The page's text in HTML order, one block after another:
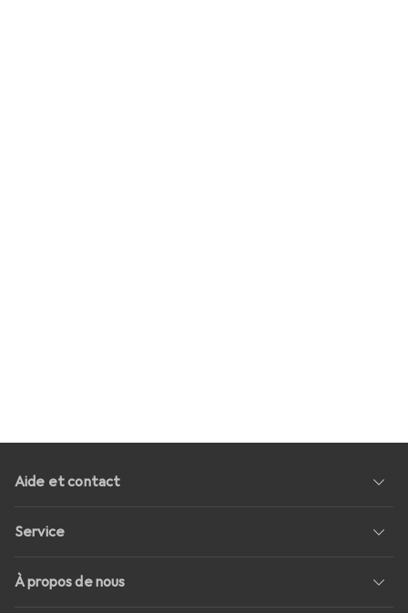
Aide et contact
Service
À propos de nous